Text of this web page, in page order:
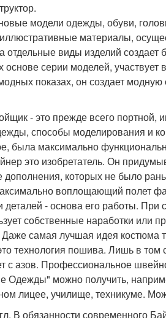
модели одежды, обуви,
материалы,
отдельные виды изделий
основе серии моделей,
показах, он создает
- это прежде всего портной,
способы моделирования и
была максимально
это изобретатель. Он
дополнения, которых не было
воплощающий полет
деталей - основа его работы. При
собственные наработки или
самая лучшая идея костюма
технология пошива. Лишь в
с азов. Профессиональное
Одежды" можно получить,
лицее, училище, техникуме.
В обязанности современного